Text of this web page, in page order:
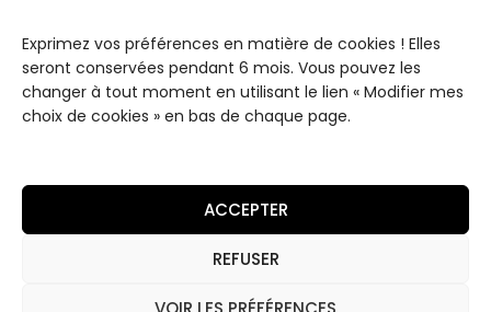
Exprimez vos préférences en matière de cookies ! Elles
seront conservées pendant 6 mois. Vous pouvez les
changer à tout moment en utilisant le lien « Modifier mes
choix de cookies » en bas de chaque page.
ACCEPTER
REFUSER
Les
"White"
Les
Essentiels
Luxury
Coffrets
Découverte
Conditions
Générales
de Vente
Confidentialité
Remerciements